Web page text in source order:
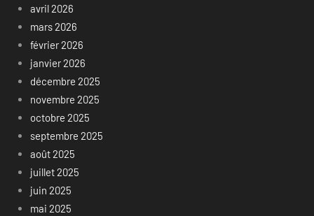
avril 2026
mars 2026
février 2026
janvier 2026
décembre 2025
novembre 2025
octobre 2025
septembre 2025
août 2025
juillet 2025
juin 2025
mai 2025